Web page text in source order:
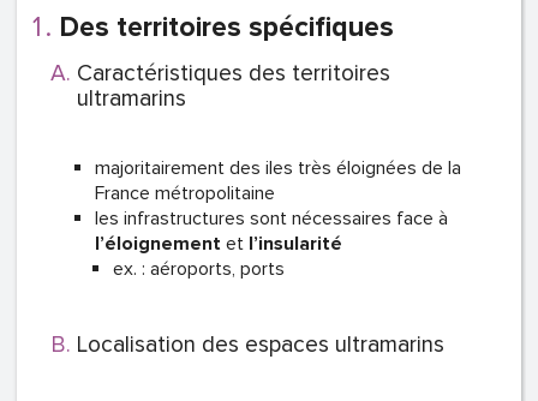
Des territoires spécifiques
Caractéristiques des territoires
ultramarins
majoritairement des iles très éloignées de la
France métropolitaine
les infrastructures sont nécessaires face à
l’éloignement et l’insularité
ex. : aéroports, ports
Localisation des espaces ultramarins